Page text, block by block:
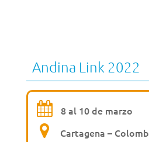
Andina Link 2022
8 al 10 de marzo
Cartagena –